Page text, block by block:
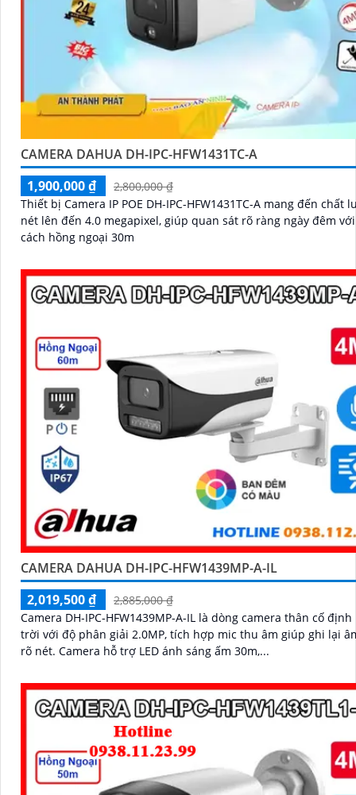
CAMERA DAHUA DH-IPC-HFW1431TC-A
1,900,000 ₫
2,800,000 ₫
Thiết bị Camera IP POE DH-IPC-HFW1431TC-A mang đến chất
nét lên đến 4.0 megapixel, giúp quan sát rõ ràng ngày đêm
cách hồng ngoại 30m
CAMERA DAHUA DH-IPC-HFW1439MP-A-IL
2,019,500 ₫
2,885,000 ₫
Camera DH-IPC-HFW1439MP-A-IL là dòng camera thân cố
trời với độ phân giải 2.0MP, tích hợp mic thu âm giúp ghi lại
rõ nét. Camera hỗ trợ LED ánh sáng ấm 30m,...